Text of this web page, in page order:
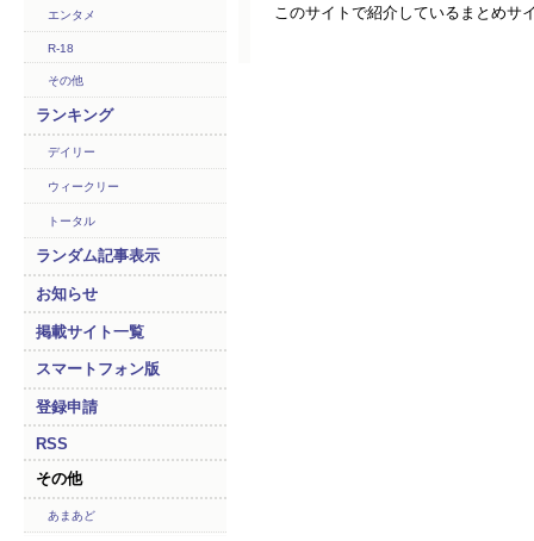
エンタメ
R-18
その他
ランキング
デイリー
ウィークリー
トータル
ランダム記事表示
お知らせ
掲載サイト一覧
スマートフォン版
登録申請
RSS
その他
あまあど
このサイトで紹介しているまとめサ